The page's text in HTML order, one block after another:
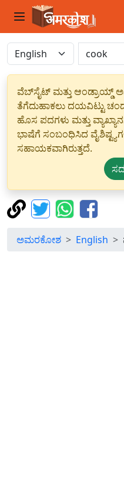
ವೆಬ್‌ಸೈಟ್ ಮತ್ತು ಆಂಡ್ರಾಯ್ಡ್
ತೆಗೆದುಹಾಕಲು ದಯವಿಟ್ಟು
ಹೊಸ ಪದಗಳು ಮತ್ತು
ಭಾಷೆಗೆ ಸಂಬಂಧಿಸಿದ
ಸಹಾಯಕವಾಗಿರುತ್ತದೆ.
ಅಮರಕೋಶ English